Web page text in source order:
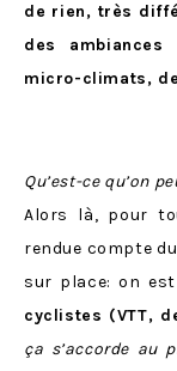
de rien, très
des ambiances
micro-climats,
Qu’est-ce qu’on
Alors là, pour
rendue compte
sur place: on
cyclistes (VTT,
ça s’accorde au